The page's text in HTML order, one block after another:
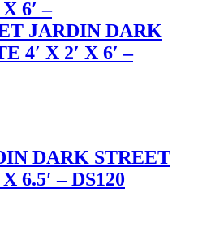
6′ –
JARDIN DARK
4′ X 2′ X 6′ –
DARK STREET
6.5′ – DS120